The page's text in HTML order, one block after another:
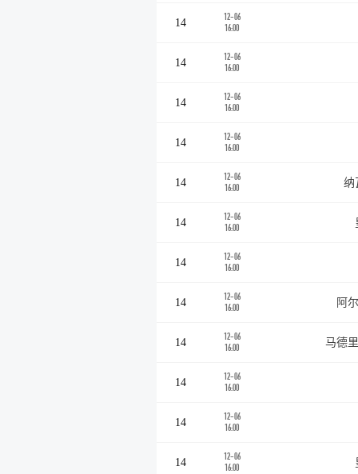
14
12-06
16:00
14
12-06
16:00
14
12-06
16:00
14
12-06
16:00
14
12-06
16:00
纳
14
12-06
16:00
14
12-06
16:00
14
12-06
16:00
阿
14
12-06
16:00
马德
14
12-06
16:00
14
12-06
16:00
14
12-06
16:00